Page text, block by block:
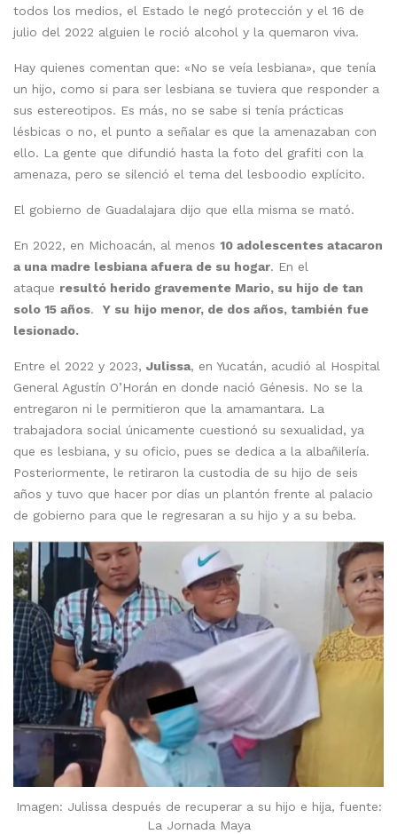
todos los medios, el Estado le negó protección y el 16 de
julio del 2022 alguien le roció alcohol y la quemaron viva.
Hay quienes comentan que: «No se veía lesbiana», que tenía
un hijo, como si para ser lesbiana se tuviera que responder a
sus estereotipos. Es más, no se sabe si tenía prácticas
lésbicas o no, el punto a señalar es que la amenazaban con
ello. La gente que difundió hasta la foto del grafiti con la
amenaza, pero se silenció el tema del lesboodio explícito.
El gobierno de Guadalajara dijo que ella misma se mató.
En 2022, en Michoacán, al menos 10 adolescentes atacaron
a una madre lesbiana afuera de su hogar. En el
ataque resultó herido gravemente Mario, su hijo de tan
solo 15 años. Y su hijo menor, de dos años, también fue
lesionado.
Entre el 2022 y 2023, Julissa, en Yucatán, acudió al Hospital
General Agustín O’Horán en donde nació Génesis. No se la
entregaron ni le permitieron que la amamantara. La
trabajadora social únicamente cuestionó su sexualidad, ya
que es lesbiana, y su oficio, pues se dedica a la albañilería.
Posteriormente, le retiraron la custodia de su hijo de seis
años y tuvo que hacer por días un plantón frente al palacio
de gobierno para que le regresaran a su hijo y a su beba.
Imagen: Julissa después de recuperar a su hijo e hija, fuente:
La Jornada Maya